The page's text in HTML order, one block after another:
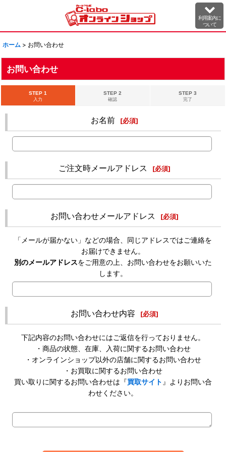
利用案内に
ついて
ホーム > お問い合わせ
お問い合わせ
STEP 1
入力
STEP 2
確認
STEP 3
完了
お名前 [必須]
ご注文時メールアドレス [必須]
お問い合わせメールアドレス [必須]
「メールが届かない」などの場合、同じアドレスではご連絡を
お届けできません。
別のメールアドレスをご用意の上、お問い合わせをお願いいた
します。
お問い合わせ内容 [必須]
下記内容のお問い合わせにはご返信を行っておりません。
・商品の状態、在庫、入荷に関するお問い合わせ
・オンラインショップ以外の店舗に関するお問い合わせ
・お買取に関するお問い合わせ
買い取りに関するお問い合わせは『買取サイト 』よりお問い合
わせください。